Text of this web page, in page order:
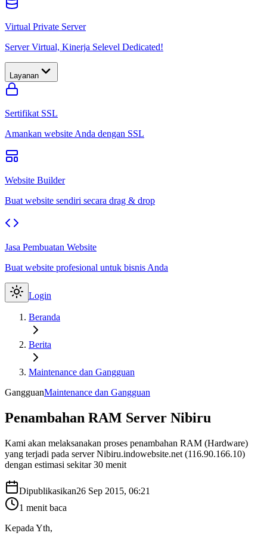
Virtual Private Server
Server Virtual, Kinerja Selevel Dedicated!
Layanan
Sertifikat SSL
Amankan website Anda dengan SSL
Website Builder
Buat website sendiri secara drag & drop
Jasa Pembuatan Website
Buat website profesional untuk bisnis Anda
Login
Beranda
Berita
Maintenance dan Gangguan
GangguanMaintenance dan Gangguan
Penambahan RAM Server Nibiru
Kami akan melaksanakan proses penambahan RAM (Hardware)
yang terjadi pada server Nibiru.indowebsite.net (116.90.166.10)
dengan estimasi sekitar 30 menit
Dipublikasikan26 Sep 2015, 06:21
1 menit baca
Kepada Yth,